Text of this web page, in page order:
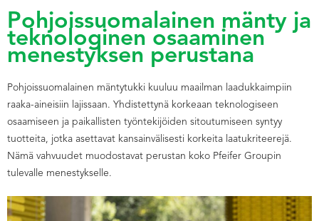
Pohjoissuomalainen mänty ja
teknologinen osaaminen
menestyksen perustana
Pohjoissuomalainen mäntytukki kuuluu maailman laadukkaimpiin
raaka-aineisiin lajissaan. Yhdistettynä korkeaan teknologiseen
osaamiseen ja paikallisten työntekijöiden sitoutumiseen syntyy
tuotteita, jotka asettavat kansainvälisesti korkeita laatukriteerejä.
Nämä vahvuudet muodostavat perustan koko Pfeifer Groupin
tulevalle menestykselle.